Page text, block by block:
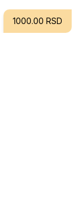
1000.00 RSD